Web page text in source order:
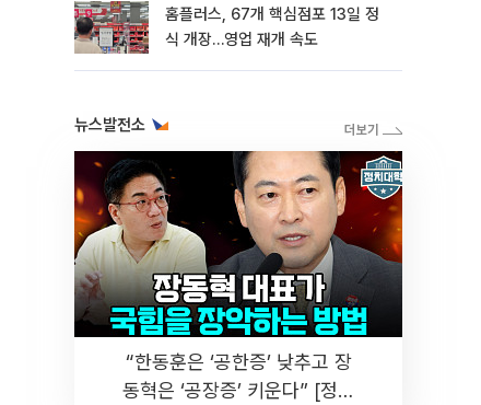
홈플러스, 67개 핵심점포 13일 정
식 개장…영업 재개 속도
뉴스발전소
“한동훈은 ‘공한증’ 낮추고 장
동혁은 ‘공장증’ 키운다” [정치